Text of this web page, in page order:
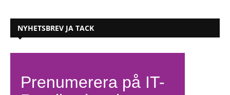
NYHETSBREV JA TACK